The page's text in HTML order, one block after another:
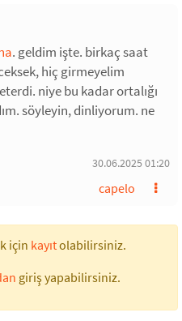
. geldim işte. birkaç saat
hiç girmeyelim
niye bu kadar ortalığı
söyleyin, dinliyorum. ne
30.06.2025 01:20
capelo
için kayıtolabilirsiniz.
giriş yapabilirsiniz.